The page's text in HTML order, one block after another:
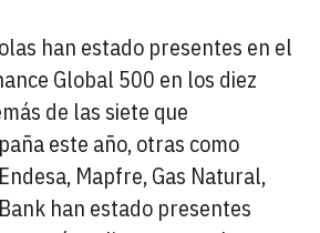
han estado presentes en el
Global 500 en los diez
de las siete que
este año, otras como
Endesa, Mapfre, Gas Natural,
han estado presentes